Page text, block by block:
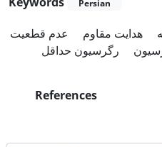
Persian
هدایت مقاوم
عدم قطعیت
رگرسیون حداقل
References